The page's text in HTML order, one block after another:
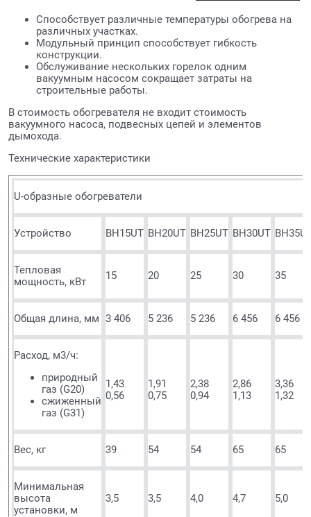
Способствует различные температуры обогрева на
различных участках.
Модульный принцип способствует гибкость
конструкции.
Обслуживание нескольких горелок одним
вакуумным насосом сокращает затраты на
строительные работы.
В стоимость обогревателя не входит стоимость
вакуумного насоса, подвесных цепей и элементов
дымохода.
Технические характеристики
U-образные обогреватели
Устройство BH15UT BH20UT BH25UT BH30UT
Тепловая
мощность, кВт
15 20 25 30 35
Общая длина, мм 3 406 5 236 5 236 6 456 6 456
Расход, м3/ч:
природный
газ (G20)
сжиженный
газ (G31)
1,43
0,56
1,91
0,75
2,38
0,94
2,86
1,13
3,36
1,32
Вес, кг 39 54 54 65 65
Минимальная
высота
установки, м
3,5 3,5 4,0 4,7 5,0